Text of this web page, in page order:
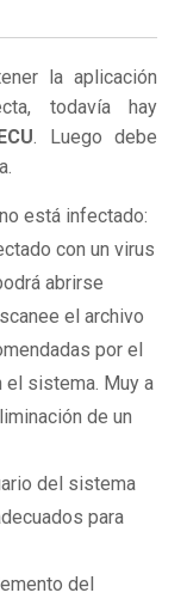
la aplicación
todavía hay
. Luego debe
no está infectado:
con un virus
abrirse
el archivo
por el
el sistema. Muy a
de un
del sistema
para
del